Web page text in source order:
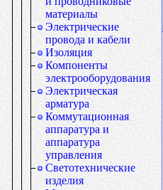
материалы
Электрические
провода и кабели
Изоляция
Компоненты
электрооборудования
Электрическая
арматура
Коммутационная
аппаратура и
аппаратура
управления
Светотехнические
изделия